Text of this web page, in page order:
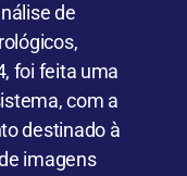
de
foi feita uma
com a
destinado à
imagens